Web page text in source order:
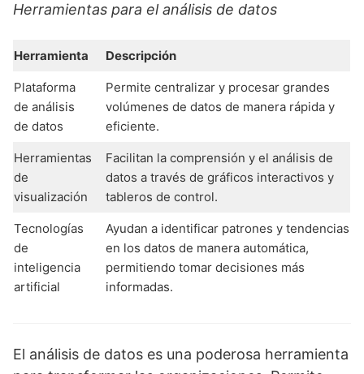
Herramientas para el análisis de datos
Herramienta Descripción
Plataforma
de análisis
de datos
Permite centralizar y procesar grandes
volúmenes de datos de manera rápida y
eficiente.
Herramientas
de
visualización
Facilitan la comprensión y el análisis de
datos a través de gráficos interactivos y
tableros de control.
Tecnologías
de
inteligencia
artificial
Ayudan a identificar patrones y tendencias
en los datos de manera automática,
permitiendo tomar decisiones más
informadas.
El análisis de datos es una poderosa herramienta